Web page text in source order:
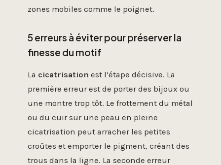
zones mobiles comme le poignet.
5 erreurs à éviter pour préserver la
finesse du motif
La cicatrisation est l’étape décisive. La
première erreur est de porter des bijoux ou
une montre trop tôt. Le frottement du métal
ou du cuir sur une peau en pleine
cicatrisation peut arracher les petites
croûtes et emporter le pigment, créant des
trous dans la ligne. La seconde erreur